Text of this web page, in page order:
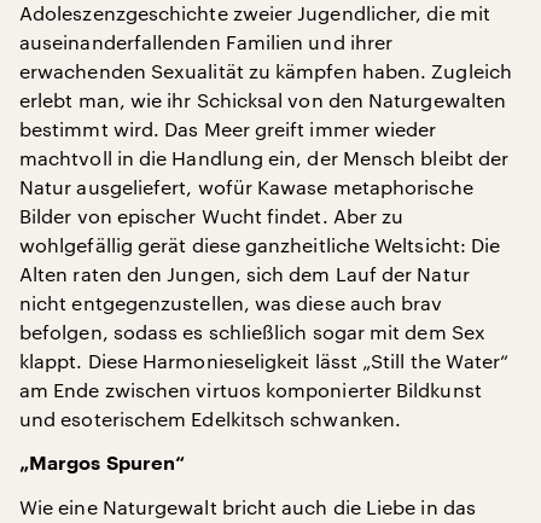
Adoleszenzgeschichte zweier Jugendlicher, die mit
auseinanderfallenden Familien und ihrer
erwachenden Sexualität zu kämpfen haben. Zugleich
erlebt man, wie ihr Schicksal von den Naturgewalten
bestimmt wird. Das Meer greift immer wieder
machtvoll in die Handlung ein, der Mensch bleibt der
Natur ausgeliefert, wofür Kawase metaphorische
Bilder von epischer Wucht findet. Aber zu
wohlgefällig gerät diese ganzheitliche Weltsicht: Die
Alten raten den Jungen, sich dem Lauf der Natur
nicht entgegenzustellen, was diese auch brav
befolgen, sodass es schließlich sogar mit dem Sex
klappt. Diese Harmonieseligkeit lässt „Still the Water“
am Ende zwischen virtuos komponierter Bildkunst
und esoterischem Edelkitsch schwanken.
„Margos Spuren“
Wie eine Naturgewalt bricht auch die Liebe in das